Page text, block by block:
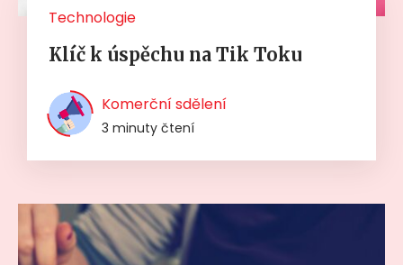
Technologie
Klíč k úspěchu na Tik Toku
Komerční sdělení
3 minuty čtení